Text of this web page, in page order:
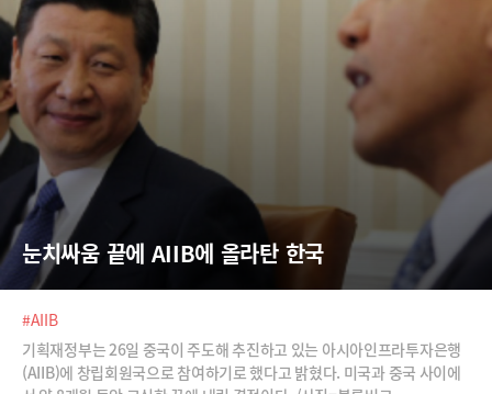
눈치싸움 끝에 AIIB에 올라탄 한국
#AIIB
기획재정부는 26일 중국이 주도해 추진하고 있는 아시아인프라투자은행
(AIIB)에 창립회원국으로 참여하기로 했다고 밝혔다. 미국과 중국 사이에